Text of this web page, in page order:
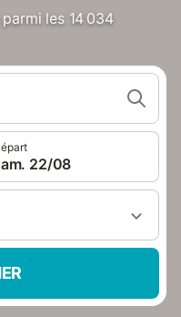
les 14 034
22/08